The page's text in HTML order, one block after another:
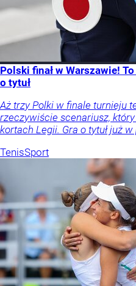
Polski finał w Warszawie!
o tytuł
Aż trzy Polki w finale turnieju
rzeczywiście scenariusz, który
kortach Legii. Gra o tytuł już w
TenisSport